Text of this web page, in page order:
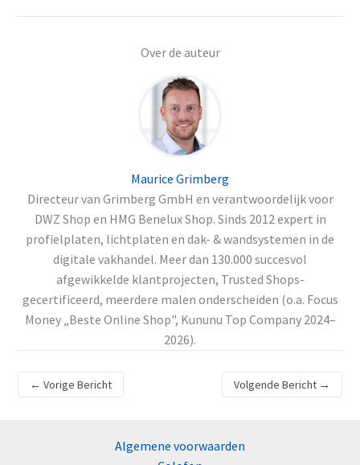
Over de auteur
Maurice Grimberg
Directeur van Grimberg GmbH en verantwoordelijk voor
DWZ Shop en HMG Benelux Shop. Sinds 2012 expert in
profielplaten, lichtplaten en dak- & wandsystemen in de
digitale vakhandel. Meer dan 130.000 succesvol
afgewikkelde klantprojecten, Trusted Shops-
gecertificeerd, meerdere malen onderscheiden (o.a. Focus
Money „Beste Online Shop", Kununu Top Company 2024–
2026).
← Vorige Bericht Volgende Bericht →
Algemene voorwaarden